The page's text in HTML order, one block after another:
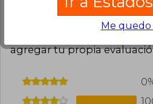
agregar tu propia
Me